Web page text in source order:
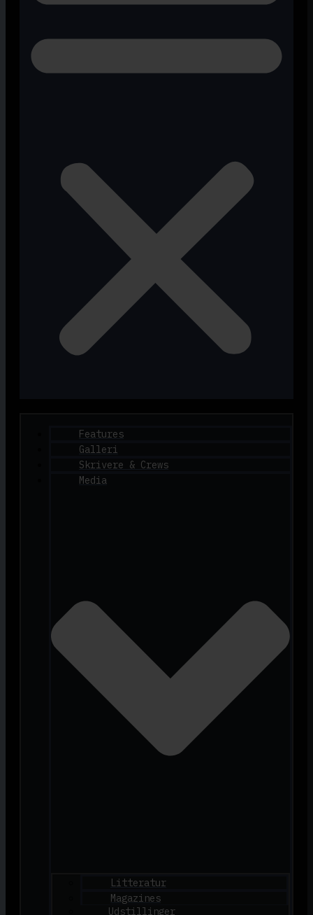
Features
Galleri
Skrivere & Crews
Media
Litteratur
Magazines
Udstillinger